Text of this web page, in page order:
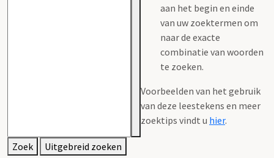
aan het begin en einde
van uw zoektermen om
naar de exacte
combinatie van woorden
te zoeken.
Voorbeelden van het gebruik
van deze leestekens en meer
zoektips vindt u hier.
Zoek Uitgebreid zoeken